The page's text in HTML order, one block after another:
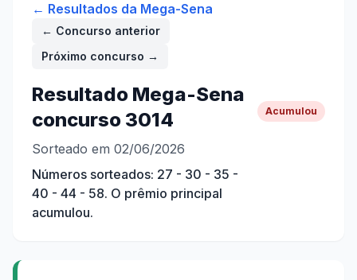
← Resultados da Mega-Sena
← Concurso anterior
Próximo concurso →
Resultado Mega-Sena
concurso 3014
Sorteado em 02/06/2026
Números sorteados: 27 - 30 - 35 -
40 - 44 - 58. O prêmio principal
acumulou.
Acumulou